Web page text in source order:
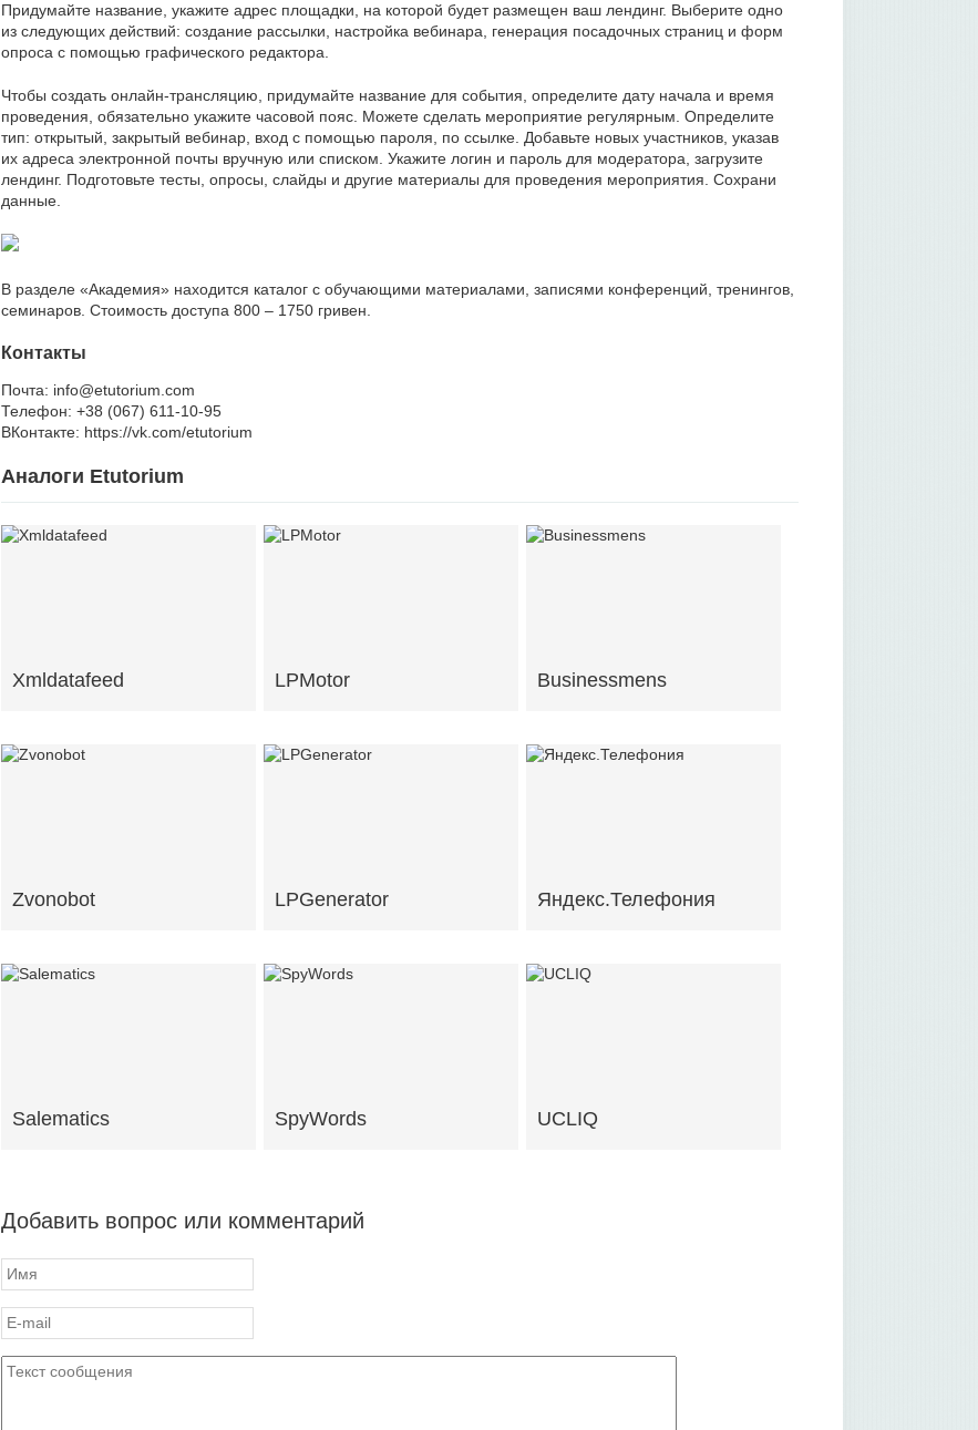
Придумайте название, укажите адрес площадки, на которой будет размещен ваш лендинг. Выберите одно
из следующих действий: создание рассылки, настройка вебинара, генерация посадочных страниц и форм
опроса с помощью графического редактора.
Чтобы создать онлайн-трансляцию, придумайте название для события, определите дату начала и время
проведения, обязательно укажите часовой пояс. Можете сделать мероприятие регулярным. Определите
тип: открытый, закрытый вебинар, вход с помощью пароля, по ссылке. Добавьте новых участников, указав
их адреса электронной почты вручную или списком. Укажите логин и пароль для модератора, загрузите
лендинг. Подготовьте тесты, опросы, слайды и другие материалы для проведения мероприятия. Сохрани
данные.
В разделе «Академия» находится каталог с обучающими материалами, записями конференций, тренингов,
семинаров. Стоимость доступа 800 – 1750 гривен.
Контакты
Почта: info@etutorium.com
Телефон: +38 (067) 611-10-95
ВКонтакте: https://vk.com/etutorium
Аналоги Etutorium
Xmldatafeed LPMotor Businessmens
Zvonobot LPGenerator Яндекс.Телефония
Salematics SpyWords UCLIQ
Добавить вопрос или комментарий